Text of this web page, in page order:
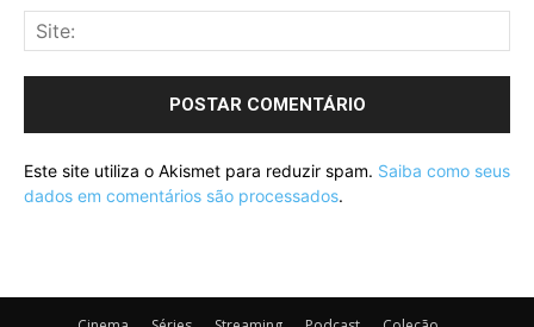
Este site utiliza o Akismet para reduzir spam. Saiba como seus
dados em comentários são processados.